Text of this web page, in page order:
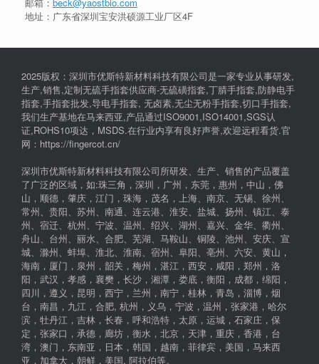
地址：广东省深圳宝安洪硕源工业厂区4F
2025版权：深圳市优斯特新材料科技有限公司是一家专业从事研发,
生产,销售,定制无硫手指套供应商-无硫磺指套,丁腈手指套,防静电手
指套,手指套批发,导电手指套, 无卤素,无尘无粉手指套,切口手指套,
我们生产基地在马来西亚,产品通过ISO9001,ISO14001,SGS认
证,ROHS10项达，MSDS.在行业内享有良好声誉,欢迎远程看货.官
网：https://fingercot.cn/
深圳市优斯特新材料科技有限公司所研发、生产、销售的产品覆盖
了广泛的区域，如:珠三角，深圳，广州，东莞，惠州，中山，佛
山，顺德，肇庆，江门，珠海，茂名，上海、南京、无锡、徐州、
常州、贵阳、苏州、南通、连云港、淮安、盐城、扬州、镇江、泰
州、宿迁、杭州、宁波、温州、绍兴、湖州、嘉兴、金华、衢州、
舟山、台州、丽水、合肥、芜湖、马鞍山、铜陵、池州、安庆、宣
城、滁州、蚌埠、淮北、淮南、宿州、阜阳、亳州、六安、黄山，
海南，厦门，泉州，韶关，梅州，湛江，西安，咸阳，郑州，洛
阳，武汉，孝感，襄樊，长沙，湘潭，娄底，衡阳，成都，绵阳，
四川，遵义，昆明，西宁，兰州，南宁，桂林，青岛，淄博，烟
台，南昌，九江，合肥, 杭州，义乌，宁波，温州，张家港，哈尔
滨，牡丹江，吉林，长春，呼和浩特，太原，运城，石家庄，保
定，张家口，承德，廊坊，衡水，北京，天津，重庆，香港，台
湾，澳门，东南亚，日本，韩国，越南，菲律宾，美国，马来西
亚，加拿大，朝鲜，美国, 阿拉伯等。